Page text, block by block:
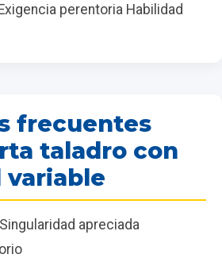
perentoria Habilidad
frecuentes
taladro con
variable
apreciada